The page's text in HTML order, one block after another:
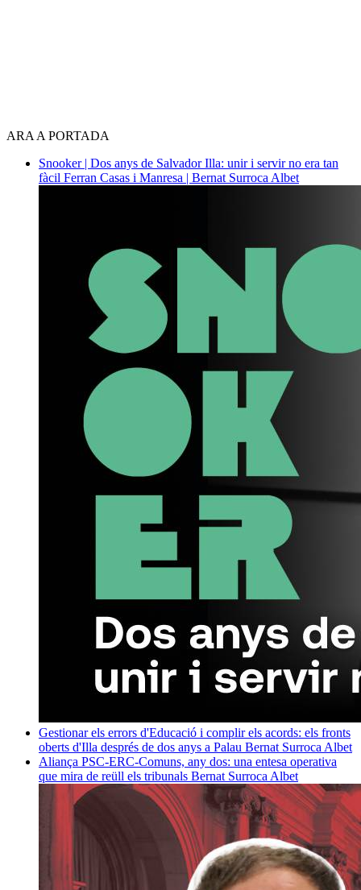
ARA A PORTADA
Snooker | Dos anys de Salvador Illa: unir i servir no era tan
fàcil Ferran Casas i Manresa | Bernat Surroca Albet
Gestionar els errors d'Educació i complir els acords: els fronts
oberts d'Illa després de dos anys a Palau Bernat Surroca Albet
Aliança PSC-ERC-Comuns, any dos: una entesa operativa
que mira de reüll els tribunals Bernat Surroca Albet